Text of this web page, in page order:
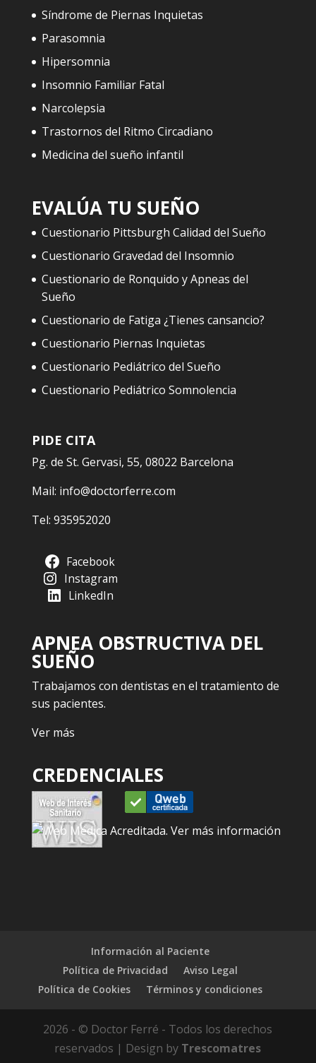
Síndrome de Piernas Inquietas
Parasomnia
Hipersomnia
Insomnio Familiar Fatal
Narcolepsia
Trastornos del Ritmo Circadiano
Medicina del sueño infantil
EVALÚA TU SUEÑO
Cuestionario Pittsburgh Calidad del Sueño
Cuestionario Gravedad del Insomnio
Cuestionario de Ronquido y Apneas del
Sueño
Cuestionario de Fatiga ¿Tienes cansancio?
Cuestionario Piernas Inquietas
Cuestionario Pediátrico del Sueño
Cuestionario Pediátrico Somnolencia
PIDE CITA
Pg. de St. Gervasi, 55, 08022 Barcelona
Mail: info@doctorferre.com
Tel: 935952020
Facebook
Instagram
LinkedIn
APNEA OBSTRUCTIVA DEL
SUEÑO
Trabajamos con dentistas en el tratamiento de
sus pacientes.
Ver más
CREDENCIALES
Información al Paciente
Política de Privacidad
Aviso Legal
Política de Cookies
Términos y condiciones
2026 - © Doctor Ferré - Todos los derechos
reservados | Design by Trescomatres